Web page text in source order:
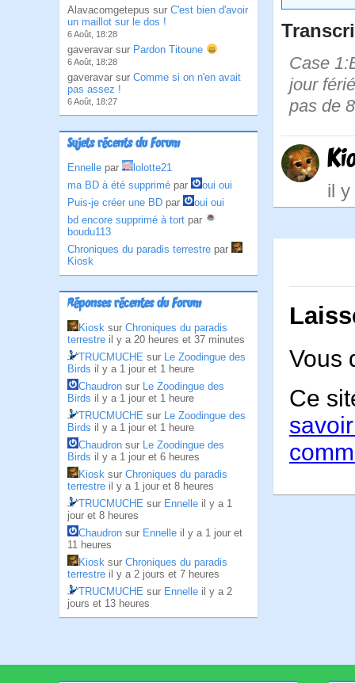
Alavacomgetepus sur C'est bien d'avoir
un maillot sur le dos !
6 Août, 18:28
gaveravar sur Pardon Titoune
6 Août, 18:28
gaveravar sur Comme si on n'en avait
pas assez !
6 Août, 18:27
Sujets récents du Forum
Ennelle par
lolotte21
ma BD à été supprimé par
oui oui
Puis-je créer une BD par
oui oui
bd encore supprimé à tort par
boudu113
Chroniques du paradis terrestre par
Kiosk
Réponses récentes du Forum
Kiosk sur Chroniques du paradis
terrestre il y a 20 heures et 37 minutes
TRUCMUCHE sur Le Zoodingue des
Birds il y a 1 jour et 1 heure
Chaudron sur Le Zoodingue des
Birds il y a 1 jour et 1 heure
TRUCMUCHE sur Le Zoodingue des
Birds il y a 1 jour et 1 heure
Chaudron sur Le Zoodingue des
Birds il y a 1 jour et 6 heures
Kiosk sur Chroniques du paradis
terrestre il y a 1 jour et 8 heures
TRUCMUCHE sur Ennelle il y a 1
jour et 8 heures
Chaudron sur Ennelle il y a 1 jour et
11 heures
Kiosk sur Chroniques du paradis
terrestre il y a 2 jours et 7 heures
TRUCMUCHE sur Ennelle il y a 2
jours et 13 heures
Case
jour
pas de
il
Vous
Ce